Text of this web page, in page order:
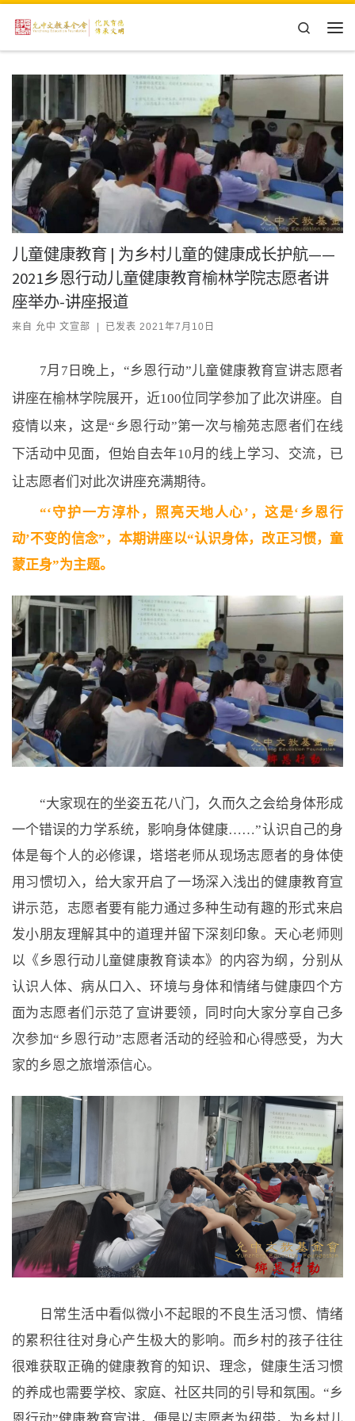
Skip to content
Search
儿童健康教育 | 为乡村儿童的健康成长护航——
2021乡恩行动儿童健康教育榆林学院志愿者讲
座举办-讲座报道
来自 允中 文宣部 | 已发表 2021年7月10日
7月7日晚上，“乡恩行动”儿童健康教育宣讲志愿者
讲座在榆林学院展开，近100位同学参加了此次讲座。自
疫情以来，这是“乡恩行动”第一次与榆苑志愿者们在线
下活动中见面，但始自去年10月的线上学习、交流，已
让志愿者们对此次讲座充满期待。
“‘守护一方淳朴，照亮天地人心’，这是‘乡恩行
动’不变的信念”，本期讲座以“认识身体，改正习惯，童
蒙正身”为主题。
“大家现在的坐姿五花八门，久而久之会给身体形成
一个错误的力学系统，影响身体健康……”认识自己的身
体是每个人的必修课，塔塔老师从现场志愿者的身体使
用习惯切入，给大家开启了一场深入浅出的健康教育宣
讲示范，志愿者要有能力通过多种生动有趣的形式来启
发小朋友理解其中的道理并留下深刻印象。天心老师则
以《乡恩行动儿童健康教育读本》的内容为纲，分别从
认识人体、病从口入、环境与身体和情绪与健康四个方
面为志愿者们示范了宣讲要领，同时向大家分享自己多
次参加“乡恩行动”志愿者活动的经验和心得感受，为大
家的乡恩之旅增添信心。
日常生活中看似微小不起眼的不良生活习惯、情绪
的累积往往对身心产生极大的影响。而乡村的孩子往往
很难获取正确的健康教育的知识、理念，健康生活习惯
的养成也需要学校、家庭、社区共同的引导和氛围。“乡